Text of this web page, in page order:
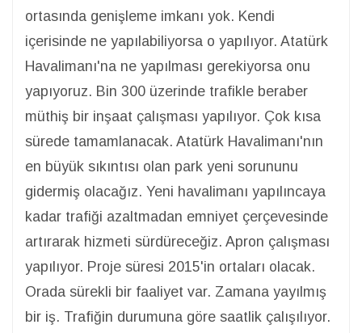
ortasında genişleme imkanı yok. Kendi
içerisinde ne yapılabiliyorsa o yapılıyor. Atatürk
Havalimanı'na ne yapılması gerekiyorsa onu
yapıyoruz. Bin 300 üzerinde trafikle beraber
müthiş bir inşaat çalışması yapılıyor. Çok kısa
sürede tamamlanacak. Atatürk Havalimanı'nın
en büyük sıkıntısı olan park yeni sorununu
gidermiş olacağız. Yeni havalimanı yapılıncaya
kadar trafiği azaltmadan emniyet çerçevesinde
artırarak hizmeti sürdüreceğiz. Apron çalışması
yapılıyor. Proje süresi 2015'in ortaları olacak.
Orada sürekli bir faaliyet var. Zamana yayılmış
bir iş. Trafiğin durumuna göre saatlik çalışılıyor.